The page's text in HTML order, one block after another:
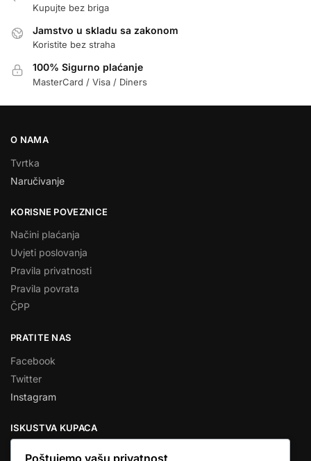
Kupujte bez briga
Jamstvo u skladu sa zakonom
Koristite bez straha
100% Sigurno plaćanje
MasterCard / Visa / Diners
O NAMA
Tvrtka
Naručivanje
KORISNE POVEZNICE
Načini plaćanja
Uvjeti poslovanja
Pravila privatnosti
Pravila povrata
ČPP
PRATITE NAS
Facebook
Twitter
Instagram
ISKUSTVA KUPACA